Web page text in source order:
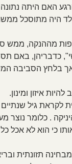
האם היתה נתונה
היה מתוסכל
מההנקה, ממש
כדבריהן, באם
הסביבה
איזון ומינון.
לקראת גיל
. כלומר נוצר
כי הוא לא אכל כל
תזונתית